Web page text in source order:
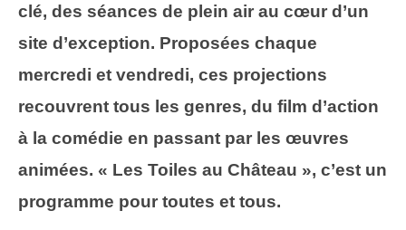
clé, des séances de plein air au cœur d’un
site d’exception. Proposées chaque
mercredi et vendredi, ces projections
recouvrent tous les genres, du film d’action
à la comédie en passant par les œuvres
animées. « Les Toiles au Château », c’est un
programme pour toutes et tous.